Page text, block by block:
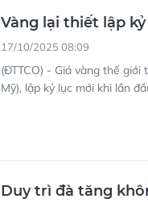
Vàng lại thiết lập
17/10/2025 08:09
(ĐTTCO) - Giá vàng thế
Mỹ), lập kỷ lục mới khi lần
Duy trì đà tăng